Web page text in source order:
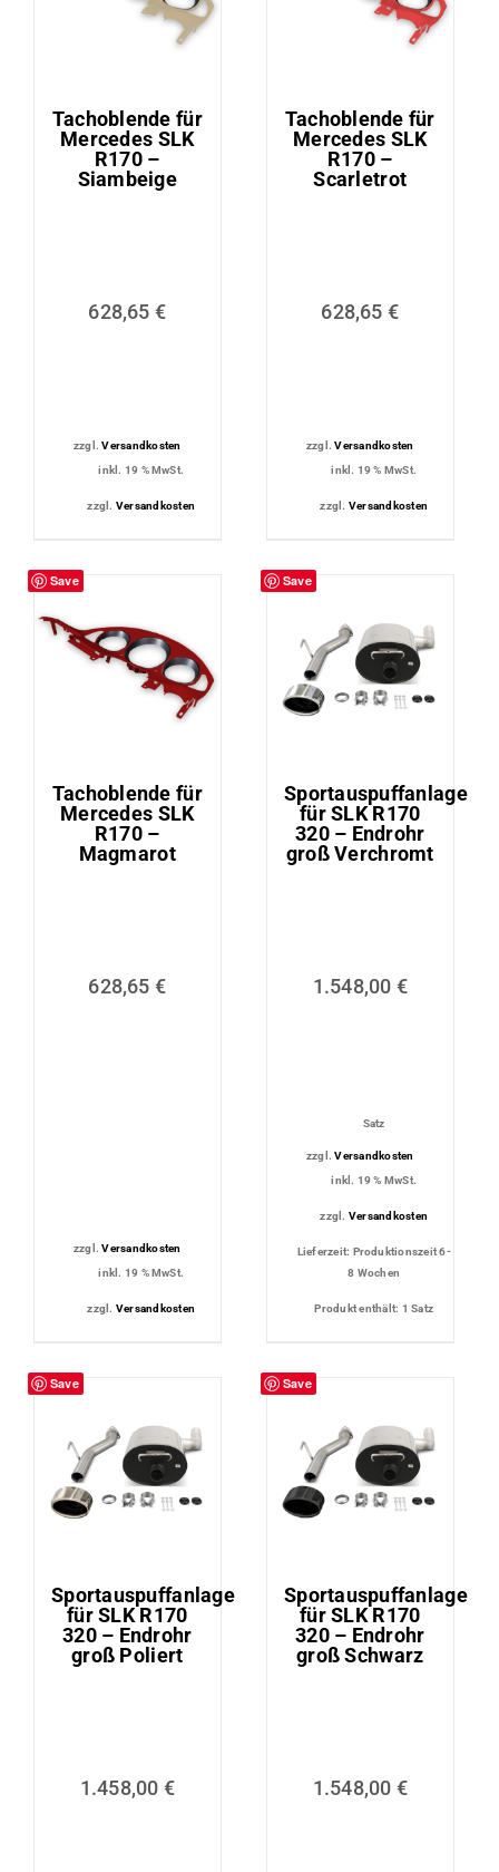
Tachoblende für
Mercedes SLK
R170 –
Siambeige
628,65 €
zzgl.Versandkosten
inkl. 19 % MwSt.
zzgl. Versandkosten
Tachoblende für
Mercedes SLK
R170 –
Scarletrot
628,65 €
zzgl.Versandkosten
inkl. 19 % MwSt.
zzgl. Versandkosten
Save
Tachoblende für
Mercedes SLK
R170 –
Magmarot
628,65 €
zzgl.Versandkosten
inkl. 19 % MwSt.
zzgl. Versandkosten
Save
Sportauspuffanlage
für SLK R170
320 – Endrohr
groß Verchromt
1.548,00 €
Satz
zzgl.Versandkosten
inkl. 19 % MwSt.
zzgl. Versandkosten
Lieferzeit: Produktionszeit 6-
8 Wochen
Produkt enthält: 1Satz
Save
Sportauspuffanlage
für SLK R170
320 – Endrohr
groß Poliert
1.458,00 €
Save
Sportauspuffanlage
für SLK R170
320 – Endrohr
groß Schwarz
1.548,00 €